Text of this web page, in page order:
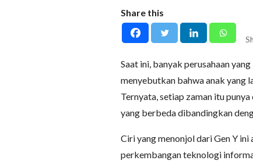
Share this
Saat ini, banyak perusahaan
menyebutkan bahwa anak yang
Ternyata, setiap zaman itu
yang berbeda dibandingkan
Ciri yang menonjol dari Gen Y ini
perkembangan teknologi